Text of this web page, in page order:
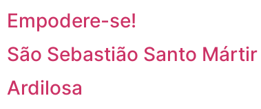
Empodere-se!
São Sebastião Santo
Ardilosa